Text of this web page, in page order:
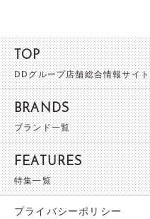
TOP
DDグループ店舗総合情報サイ
BRANDS
ブランド一覧
FEATURES
特集一覧
プライバシーポリシー